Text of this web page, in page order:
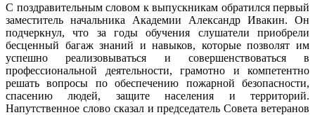
С поздравительным словом к выпускникам обратился первый
заместитель начальника Академии Александр Ивакин. Он
подчеркнул, что за годы обучения слушатели приобрели
бесценный багаж знаний и навыков, которые позволят им
успешно реализовываться и совершенствоваться в
профессиональной деятельности, грамотно и компетентно
решать вопросы по обеспечению пожарной безопасности,
спасению людей, защите населения и территорий.
Напутственное слово сказал и председатель Совета ветеранов